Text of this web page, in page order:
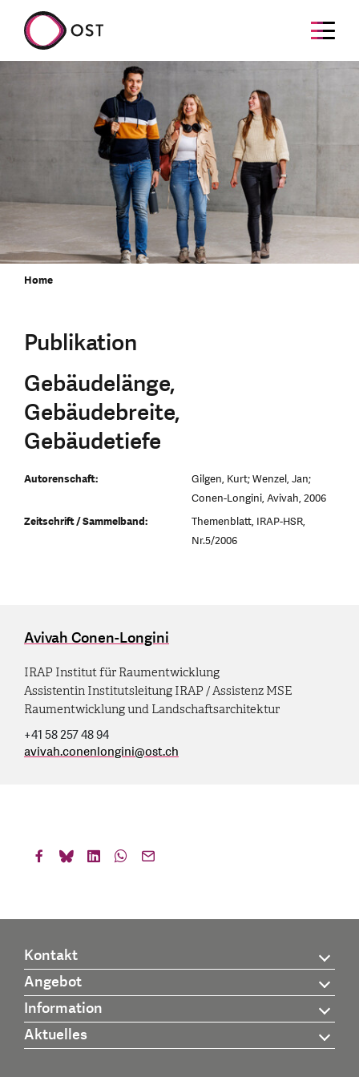
Home
Publikation
Gebäudelänge,
Gebäudebreite,
Gebäudetiefe
Autorenschaft:
Gilgen, Kurt; Wenzel, Jan;
Conen-Longini, Avivah, 2006
Zeitschrift / Sammelband:
Themenblatt, IRAP-HSR,
Nr.5/2006
Avivah Conen-Longini
IRAP Institut für Raumentwicklung
Assistentin Institutsleitung IRAP / Assistenz MSE
Raumentwicklung und Landschaftsarchitektur
+41 58 257 48 94
avivah.conenlongini@ost.ch
Kontakt
Angebot
Information
Aktuelles